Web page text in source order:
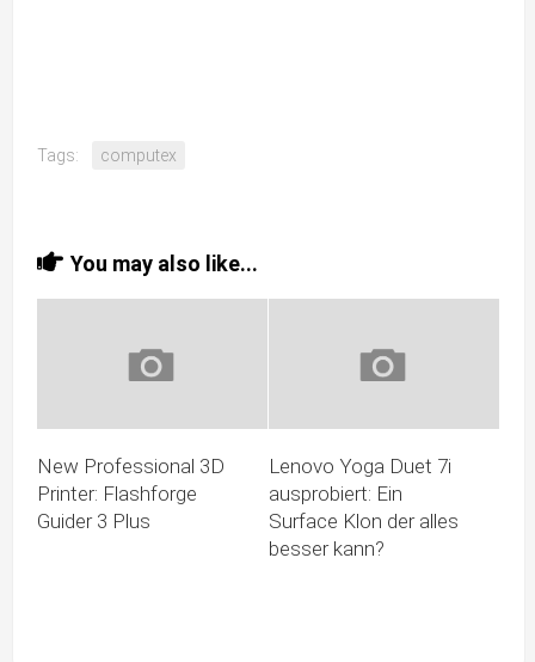
Tags: computex
You may also like...
New Professional 3D
Printer: Flashforge
Guider 3 Plus
Lenovo Yoga Duet 7i
ausprobiert: Ein
Surface Klon der alles
besser kann?